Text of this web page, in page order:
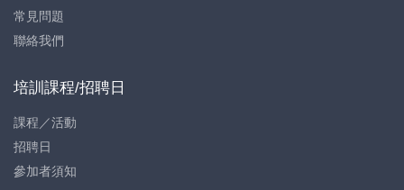
常見問題
聯絡我們
培訓課程/招聘日
課程／活動
招聘日
參加者須知